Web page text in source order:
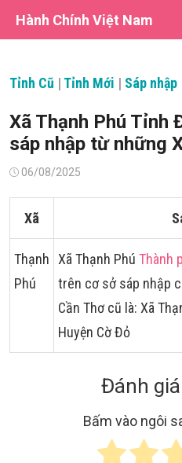
Hành Chính Việt Nam
Tỉnh Cũ | Tỉnh Mới | Sáp nhập
Xã Thạnh Phú Tỉnh
sáp nhập từ những
Đăng06/08/2025
Xã
Thạnh
Phú
Xã Thạnh Phú Thành
trên cơ sở sáp nhập
Cần Thơ cũ là: Xã
Huyện Cờ Đỏ
Đánh
Bấm vào ngôi